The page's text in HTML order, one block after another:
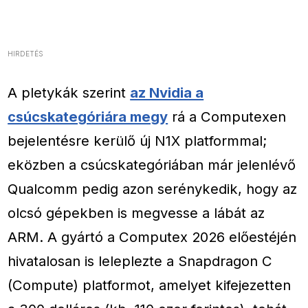
HIRDETÉS
A pletykák szerint az Nvidia a
csúcskategóriára megy rá a Computexen
bejelentésre kerülő új N1X platformmal;
eközben a csúcskategóriában már jelenlévő
Qualcomm pedig azon serénykedik, hogy az
olcsó gépekben is megvesse a lábát az
ARM. A gyártó a Computex 2026 előestéjén
hivatalosan is leleplezte a Snapdragon C
(Compute) platformot, amelyet kifejezetten